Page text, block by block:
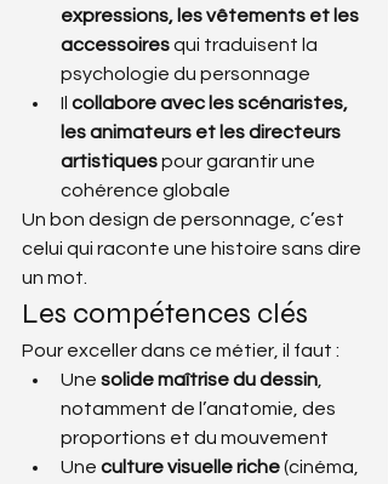
expressions, les vêtements et les
accessoires qui traduisent la
psychologie du personnage
Il collabore avec les scénaristes,
les animateurs et les directeurs
artistiques pour garantir une
cohérence globale
Un bon design de personnage, c’est
celui qui raconte une histoire sans dire
un mot.
Les compétences clés
Pour exceller dans ce métier, il faut :
Une solide maîtrise du dessin
notamment de l’anatomie, des
proportions et du mouvement
Une culture visuelle riche (cinéma,